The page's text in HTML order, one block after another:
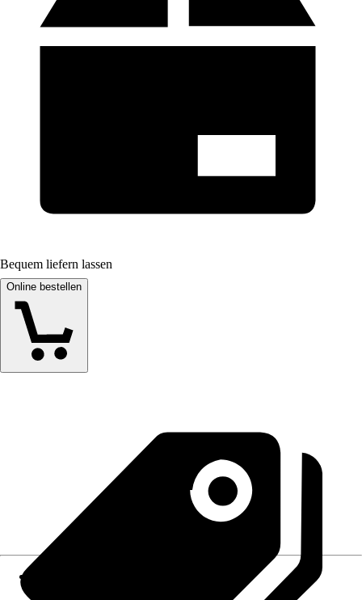
Bequem liefern lassen
Online bestellen